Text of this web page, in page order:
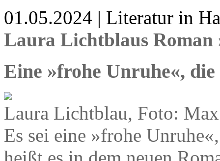
01.05.2024 | Literatur in
Laura Lichtblaus Roman
Eine »frohe Unruhe«,
Laura Lichtblau, Foto:
Es sei eine »frohe